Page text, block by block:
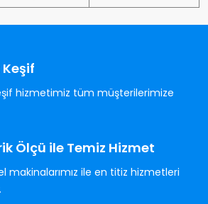
hizmetimiz tüm müşterilerimize
Ölçü ile Temiz Hizmet
makinalarımız ile en titiz hizmetleri